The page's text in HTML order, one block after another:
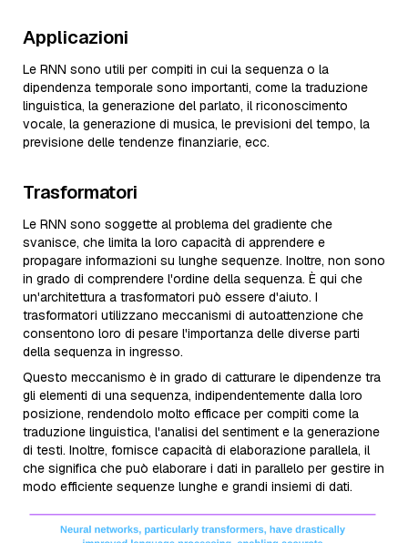
Applicazioni
Le RNN sono utili per compiti in cui la sequenza o la
dipendenza temporale sono importanti, come la traduzione
linguistica, la generazione del parlato, il riconoscimento
vocale, la generazione di musica, le previsioni del tempo, la
previsione delle tendenze finanziarie, ecc.
Trasformatori
Le RNN sono soggette al problema del gradiente che
svanisce, che limita la loro capacità di apprendere e
propagare informazioni su lunghe sequenze. Inoltre, non sono
in grado di comprendere l'ordine della sequenza. È qui che
un'architettura a trasformatori può essere d'aiuto. I
trasformatori utilizzano meccanismi di autoattenzione che
consentono loro di pesare l'importanza delle diverse parti
della sequenza in ingresso.
Questo meccanismo è in grado di catturare le dipendenze tra
gli elementi di una sequenza, indipendentemente dalla loro
posizione, rendendolo molto efficace per compiti come la
traduzione linguistica, l'analisi del sentiment e la generazione
di testi. Inoltre, fornisce capacità di elaborazione parallela, il
che significa che può elaborare i dati in parallelo per gestire in
modo efficiente sequenze lunghe e grandi insiemi di dati.